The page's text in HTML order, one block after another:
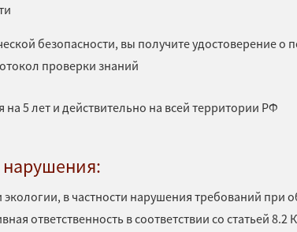
безопасности, вы получите удостоверение
проверки знаний
на 5 лет и действительно на всей территории РФ
нарушения:
экологии, в частности нарушения требований при
ответственность в соответствии со статьей